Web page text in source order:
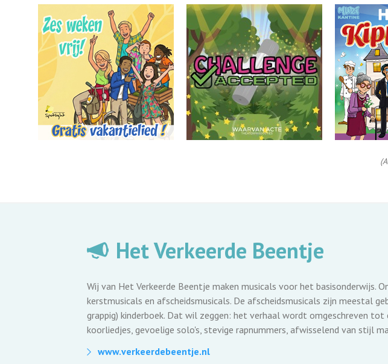
Het Verkeerde Beentje
Wij van Het Verkeerde Beentje maken musicals voor het basisonderwijs.
kerstmusicals en afscheidsmusicals. De afscheidsmusicals zijn meestal
grappig) kinderboek. Dat wil zeggen: het verhaal wordt omgeschreven
koorliedjes, gevoelige solo's, stevige rapnummers, afwisselend van stijl
www.verkeerdebeentje.nl